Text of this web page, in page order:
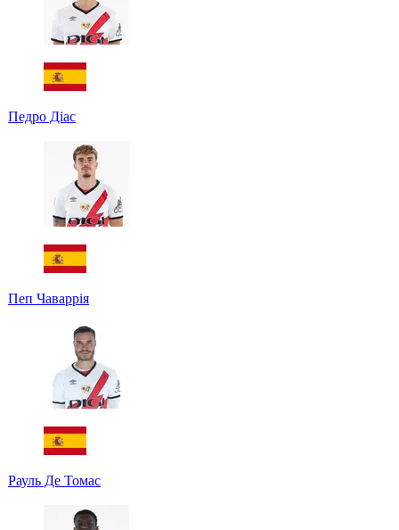
Педро Діас
Пеп Чаваррія
Рауль Де Томас